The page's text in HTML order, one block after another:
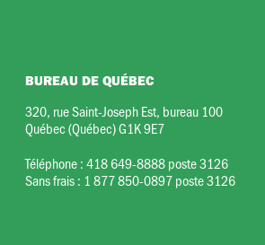
BUREAU DE QUÉBEC
320, rue Saint-Joseph Est, bureau 100
Québec (Québec) G1K 9E7
Téléphone :418 649-8888 poste 3126
Sans frais : 1 877 850-0897 poste 3126